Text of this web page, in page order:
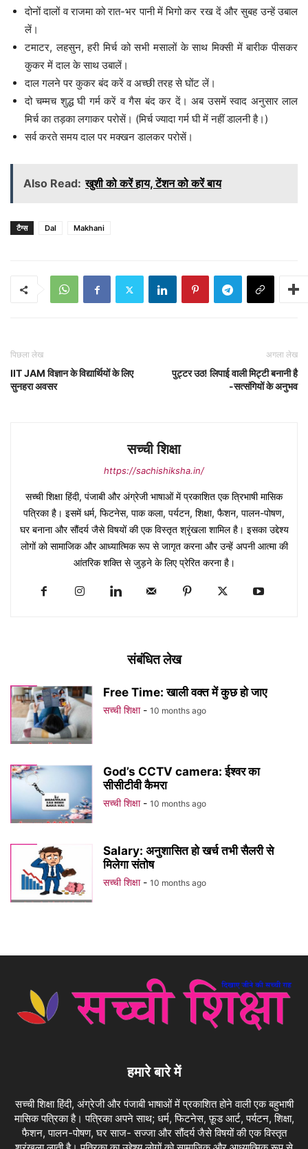
दोनों दालों व राजमा को रात-भर पानी में भिगो कर रख दें और सुबह उन्हें उबाल
लें।
टमाटर, लहसुन, हरी मिर्च को सभी मसालों के साथ मिक्सी में बारीक पीसकर
कुकर में दाल के साथ उबालें।
दाल गलने पर कुकर बंद करें व अच्छी तरह से घोंट लें।
दो चम्मच शुद्ध घी गर्म करें व गैस बंद कर दें। अब उसमें स्वाद अनुसार लाल
मिर्च का तड़का लगाकर परोसें। (मिर्च ज्यादा गर्म घी में नहीं डालनी है।)
सर्व करते समय दाल पर मक्खन डालकर परोसें।
Also Read: खुशी को करें हाय, टेंशन को करें बाय
टैग्स Dal Makhani
पिछला लेख
IIT JAM विज्ञान के विद्यार्थियों के लिए
सुनहरा अवसर
अगला लेख
पुट्टर उठ! लिपाई वाली मिट्टी बनानी है
-सत्संगियों के अनुभव
सच्ची शिक्षा
https://sachishiksha.in/
सच्ची शिक्षा हिंदी, पंजाबी और अंग्रेजी भाषाओं में प्रकाशित एक त्रिभाषी मासिक
पत्रिका है। इसमें धर्म, फिटनेस, पाक कला, पर्यटन, शिक्षा, फैशन, पालन-पोषण,
घर बनाना और सौंदर्य जैसे विषयों की एक विस्तृत श्रृंखला शामिल है। इसका उद्देश्य
लोगों को सामाजिक और आध्यात्मिक रूप से जागृत करना और उन्हें अपनी आत्मा की
आंतरिक शक्ति से जुड़ने के लिए प्रेरित करना है।
संबंधित लेख
Free Time: खाली वक्त में कुछ हो जाए
सच्ची शिक्षा - 10 months ago
God’s CCTV camera: ईश्वर का
सीसीटीवी कैमरा
सच्ची शिक्षा - 10 months ago
Salary: अनुशासित हो खर्च तभी सैलरी से
मिलेगा संतोष
सच्ची शिक्षा - 10 months ago
हमारे बारे में
सच्ची शिक्षा हिंदी, अंग्रेजी और पंजाबी भाषाओं में प्रकाशित होने वाली एक बहुभाषी
मासिक पत्रिका है। पत्रिका अपने साथ; धर्म, फिटनेस, फ़ूड आर्ट, पर्यटन, शिक्षा,
फैशन, पालन-पोषण, घर साज- सज्जा और सौंदर्य जैसे विषयों की एक विस्तृत